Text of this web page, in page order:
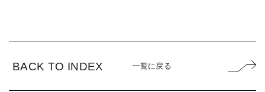
BACK TO INDEX 一覧に戻る